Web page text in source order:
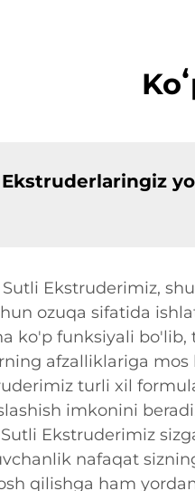
Ekstruderimiz,
ozuqa sifatida
ko'p funksiyali
afzalliklariga
turli xil
imkonini
Ekstruderimiz
nafaqat
qilishga ham